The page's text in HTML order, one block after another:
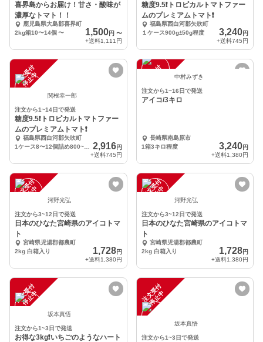
喜界島からお届け！甘さ・酸味が
濃厚なトマト！！
鹿児島県大島郡喜界町
2kg箱10〜14個 〜 1,500円 〜
+送料1,111円
糖度9.5❗️トロピカルトマトファー
ムのプレミアムトマト❗️
福島県西白河郡矢吹町
１ケース900g±50g程度
3,240円
+送料745円
注
文
受
付
停
止
中
関根幸一郎
注文から1~14日で発送
糖度9.5❗️トロピカルトマトファー
ムのプレミアムトマト❗️
福島県西白河郡矢吹町
2,916円
+送料745円
注
文
受
付
停
止 中村みずき
注文から1~16日で発送
アイコ/3キロ
長崎県南島原市
1箱3キロ程度
3,240円
+送料1,380円
注
文
受
付
停
止
中 河野光弘
注文から3~12日で発送
日本のひなた宮崎県のアイコトマ
ト
宮崎県児湯郡都農町
2kg 白箱入り
1,728円
+送料1,380円
注
文
受
付
停
止
中 河野光弘
注文から3~12日で発送
日本のひなた宮崎県のアイコトマ
ト
宮崎県児湯郡都農町
2kg 白箱入り
1,728円
+送料1,380円
注
文
受
付
停
止
中
坂本真悟
注文から1~3日で発送
お得な3kg❗️いちごのようなハート
注
文
受
付
停
止
中
坂本真悟
注文から1~3日で発送